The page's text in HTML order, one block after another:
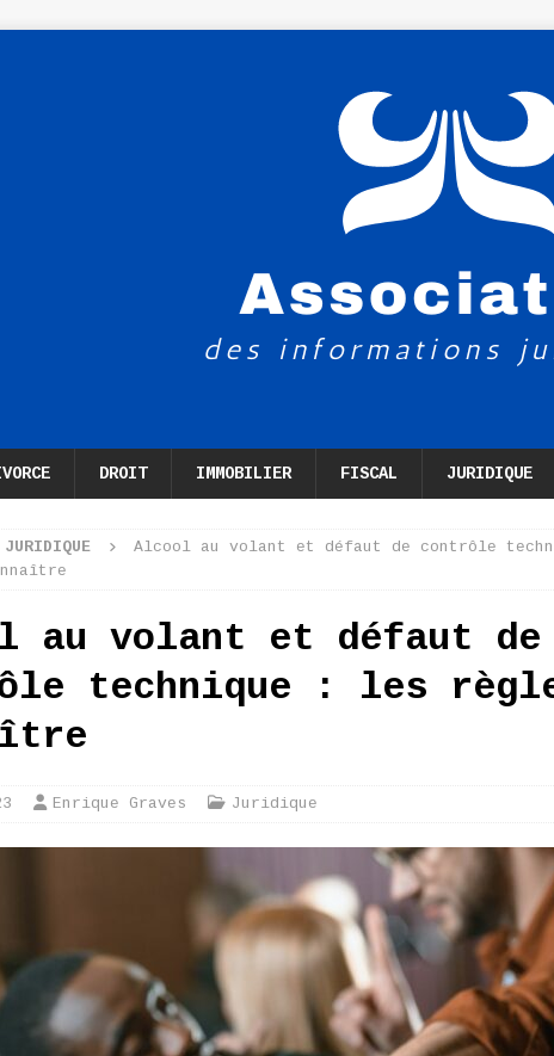
DROIT IMMOBILIER FISCAL JURIDIQUE
JURIDIQUE
Alcool au volant et défaut de contrôle
au volant et défaut de
technique : les
Enrique Graves Juridique